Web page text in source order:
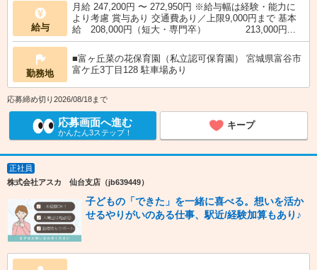
給与
月給 247,200円 〜 272,950円 ※給与幅は経験・能力に
より考慮 賞与あり 交通費あり／上限9,000円まで 基本
給 208,000円（短大・専門卒） 213,000円...
勤務地
■富ヶ丘菜の花保育園（私立認可保育園） 宮城県富谷市
富ケ丘3丁目128 駐車場あり
応募締め切り2026/08/18まで
応募画面へ進む
かんたん3ステップ！
キープ
正社員
株式会社アスカ 仙台支店（jb639449）
子どもの「できた」を一緒に喜べる。想いを活か
せるやりがいのある仕事、駅近/経験加算もあり♪